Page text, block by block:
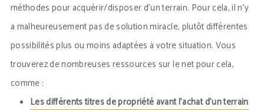
méthodes pour acquérir/disposer d’un terrain. Pour cela, il n’y
a malheureusement pas de solution miracle, plutôt différentes
possibilités plus ou moins adaptées à votre situation. Vous
trouverez de nombreuses ressources sur le net pour cela,
comme :
Les différents titres de propriété avant l’achat d’un terrain